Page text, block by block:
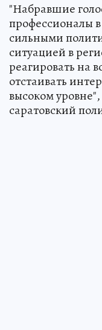
"Набравшие
профессионалы
сильными
ситуацией в
реагировать на
отстаивать
высоком
саратовский